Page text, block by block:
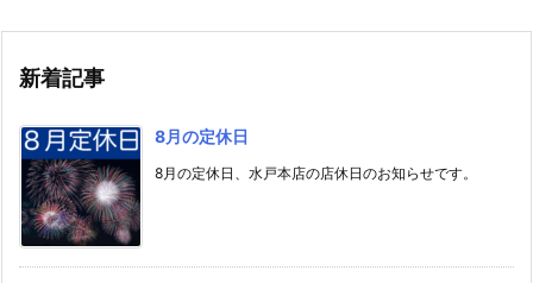
新着記事
8月の定休日
8月の定休日、水戸本店の店休日のお知らせです。